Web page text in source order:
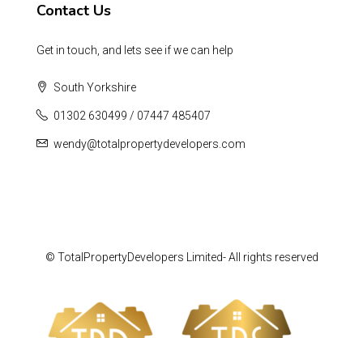
Contact Us
Get in touch, and lets see if we can help
South Yorkshire
01302 630499 / 07447 485407
wendy@totalpropertydevelopers.com
© TotalPropertyDevelopers Limited- All rights reserved